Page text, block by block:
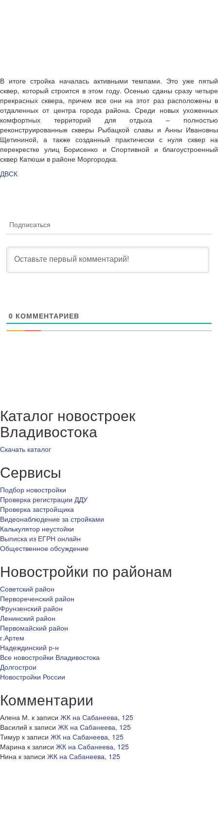
В итоге стройка началась активными темпами. Это уже пятый
сквер, который строится в этом году. Осенью сданы сразу четыре
прекрасных сквера, причем все они на этот раз расположены в
отдаленных от центра города района. Среди новых ухоженных
комфортных территорий для отдыха – полностью
реконструированные скверы Рыбацкой славы и Анны Ивановны
Щетининой, а также созданный практически с нуля сквер на
перекрестке улиц Борисенко и Спортивной и благоустроенный
сквер Катюши в районе Моргородка.
ДВСК
Подписаться
0 КОММЕНТАРИЕВ
Каталог новостроек
Владивостока
Скачать каталог
Сервисы
Подбор новостройки
Проверка регистрации ДДУ
Проверка застройщика
Видеонаблюдение за стройками
Калькулятор неустойки
Выписка из ЕГРН онлайн
Общественное обсуждение
Новостройки по районам
Советский район
Первореченский район
Фрунзенский район
Ленинский район
Первомайский район
г.Артем
Надеждинский р-н
Все новостройки Владивостока
Долгострои
Новостройки России
Комментарии
Алена М. к записи ЖК на Сабанеева, 125
Василий к записи ЖК на Сабанеева, 125
Тимур к записи ЖК на Сабанеева, 125
Марина к записи ЖК на Сабанеева, 125
Нина к записи ЖК на Сабанеева, 125